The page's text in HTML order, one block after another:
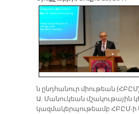
ն ընդհանուր միութեան
Ա. Մանուկեան մշակութային
կազմակերպութեամբ ՀԲԸՄ-ի